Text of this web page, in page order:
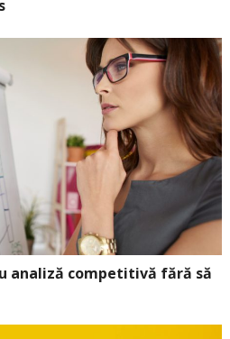
analiză competitivă fără să